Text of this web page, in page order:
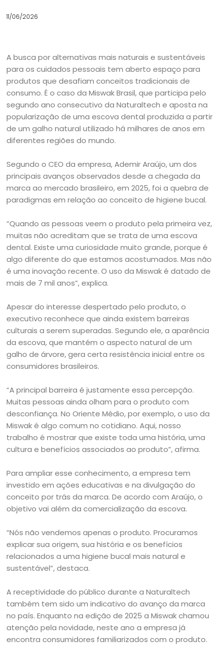
11/06/2026
A busca por alternativas mais naturais e sustentáveis
para os cuidados pessoais tem aberto espaço para
produtos que desafiam conceitos tradicionais de
consumo. É o caso da Miswak Brasil, que participa pelo
segundo ano consecutivo da Naturaltech e aposta na
popularização de uma escova dental produzida a partir
de um galho natural utilizado há milhares de anos em
diferentes regiões do mundo.
Segundo o CEO da empresa, Ademir Araújo, um dos
principais avanços observados desde a chegada da
marca ao mercado brasileiro, em 2025, foi a quebra de
paradigmas em relação ao conceito de higiene bucal.
“Quando as pessoas veem o produto pela primeira vez,
muitas não acreditam que se trata de uma escova
dental. Existe uma curiosidade muito grande, porque é
algo diferente do que estamos acostumados. Mas não
é uma inovação recente. O uso da Miswak é datado de
mais de 7 mil anos”, explica.
Apesar do interesse despertado pelo produto, o
executivo reconhece que ainda existem barreiras
culturais a serem superadas. Segundo ele, a aparência
da escova, que mantém o aspecto natural de um
galho de árvore, gera certa resistência inicial entre os
consumidores brasileiros.
“A principal barreira é justamente essa percepção.
Muitas pessoas ainda olham para o produto com
desconfiança. No Oriente Médio, por exemplo, o uso da
Miswak é algo comum no cotidiano. Aqui, nosso
trabalho é mostrar que existe toda uma história, uma
cultura e benefícios associados ao produto”, afirma.
Para ampliar esse conhecimento, a empresa tem
investido em ações educativas e na divulgação do
conceito por trás da marca. De acordo com Araújo, o
objetivo vai além da comercialização da escova.
“Nós não vendemos apenas o produto. Procuramos
explicar sua origem, sua história e os benefícios
relacionados a uma higiene bucal mais natural e
sustentável”, destaca.
A receptividade do público durante a Naturaltech
também tem sido um indicativo do avanço da marca
no país. Enquanto na edição de 2025 a Miswak chamou
atenção pela novidade, neste ano a empresa já
encontra consumidores familiarizados com o produto.